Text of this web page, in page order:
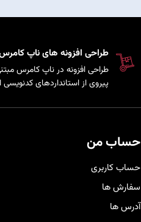
طراحی افزونه های ناپ
طراحی افزونه در ناپ کامرس
پیروی از استانداردهای
و اضافه کردن
حساب من
حساب کاربری
سفارش ها
آدرس ها